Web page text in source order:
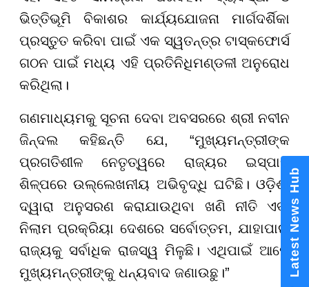
ଭିତ୍ତିଭୂମି ବିକାଶର କାର୍ଯ୍ୟଯୋଜନା ମାର୍ଗଦର୍ଶିକା
ପ୍ରସ୍ତୁତ କରିବା ପାଇଁ ଏକ ସ୍ୱତନ୍ତ୍ର ଟାସ୍କଫୋର୍ସ
ଗଠନ ପାଇଁ ମଧ୍ୟ ଏହି ପ୍ରତିନିଧିମଣ୍ଡଳୀ ଅନୁରୋଧ
କରିଥିଲା।
ଗଣମାଧ୍ୟମକୁ ସୂଚନା ଦେବା ଅବସରରେ ଶ୍ରୀ ନବୀନ
ଜିନ୍ଦଲ କହିଛନ୍ତି ଯେ, “ମୁଖ୍ୟମନ୍ତ୍ରୀଙ୍କ
ପ୍ରଗତିଶୀଳ ନେତୃତ୍ୱରେ ରାଜ୍ୟର ଇସ୍ପାତ
ଶିଳ୍ପରେ ଉଲ୍ଲେଖନୀୟ ଅଭିବୃଦ୍ଧି ଘଟିଛି। ଓଡ଼ିଶା
ଦ୍ୱାରା ଅନୁସରଣ କରାଯାଉଥିବା ଖଣି ନୀତି ଏବଂ
ନିଲାମ ପ୍ରକ୍ରିୟା ଦେଶରେ ସର୍ବୋତ୍ତମ, ଯାହାପାଇଁ
ରାଜ୍ୟକୁ ସର୍ବାଧିକ ରାଜସ୍ୱ ମିଳୁଛି। ଏଥିପାଇଁ ଆମେ
ମୁଖ୍ୟମନ୍ତ୍ରୀଙ୍କୁ ଧନ୍ୟବାଦ ଜଣାଉଛୁ।”
Latest News Hub